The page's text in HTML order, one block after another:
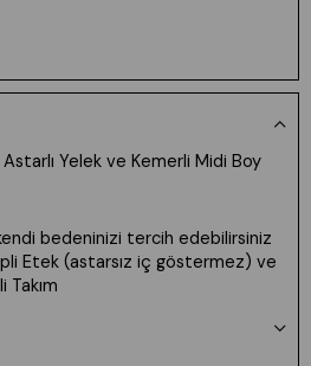
Yelek ve Kemerli Midi Boy
bedeninizi tercih edebilirsiniz
Etek (astarsız iç göstermez) ve
Takım
85-90cm arası